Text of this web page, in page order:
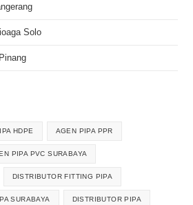
Solo
HDPE AGEN PIPA PPR
PIPA PVC SURABAYA
DISTRIBUTOR FITTING PIPA
SURABAYA DISTRIBUTOR PIPA